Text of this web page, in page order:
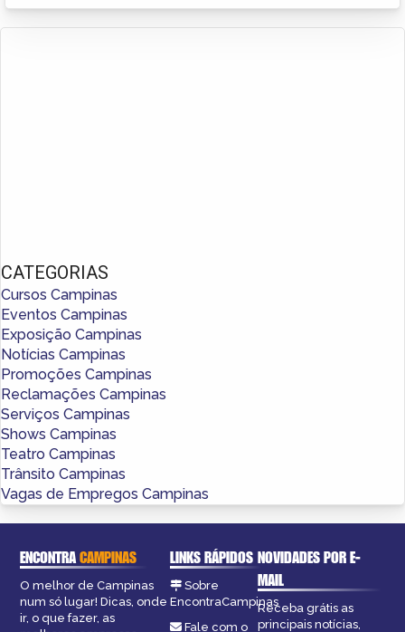
CATEGORIAS
Cursos Campinas
Eventos Campinas
Exposição Campinas
Notícias Campinas
Promoções Campinas
Reclamações Campinas
Serviços Campinas
Shows Campinas
Teatro Campinas
Trânsito Campinas
Vagas de Empregos Campinas
ENCONTRACAMPINAS
O melhor de Campinas
num só lugar! Dicas, onde
ir, o que fazer, as
LINKS RÁPIDOS
Sobre
EncontraCampinas
Fale com o
NOVIDADES POR E-
MAIL
Receba grátis as
principais notícias,